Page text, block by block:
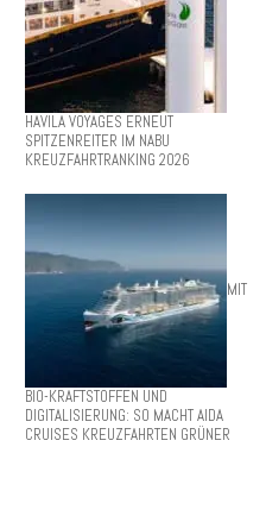
HAVILA VOYAGES ERNEUT
SPITZENREITER IM NABU
KREUZFAHRTRANKING 2026
MIT
BIO-KRAFTSTOFFEN UND
DIGITALISIERUNG: SO MACHT AIDA
CRUISES KREUZFAHRTEN GRÜNER